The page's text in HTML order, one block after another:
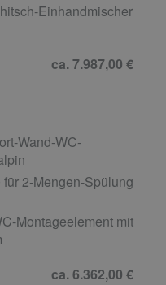
Einhandmischer
ca. 7.987,00 €
Wand-WC-
2-Mengen-Spülung
Montageelement mit
ca. 6.362,00 €